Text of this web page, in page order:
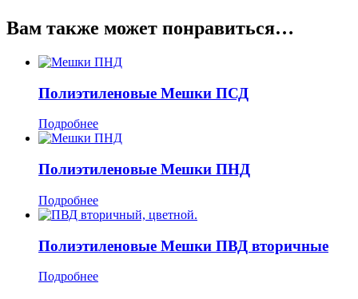
Вам также может понравиться…
Полиэтиленовые Мешки ПСД
Подробнее
Полиэтиленовые Мешки ПНД
Подробнее
Полиэтиленовые Мешки ПВД вторичные
Подробнее